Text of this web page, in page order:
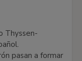
Thyssen-
pasan a formar